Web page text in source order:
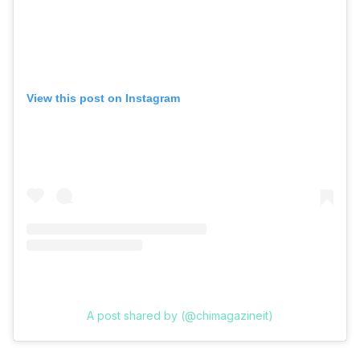
View this post on Instagram
A post shared by (@chimagazineit)